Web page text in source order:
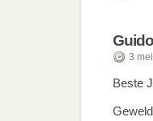
Guido
3
Beste